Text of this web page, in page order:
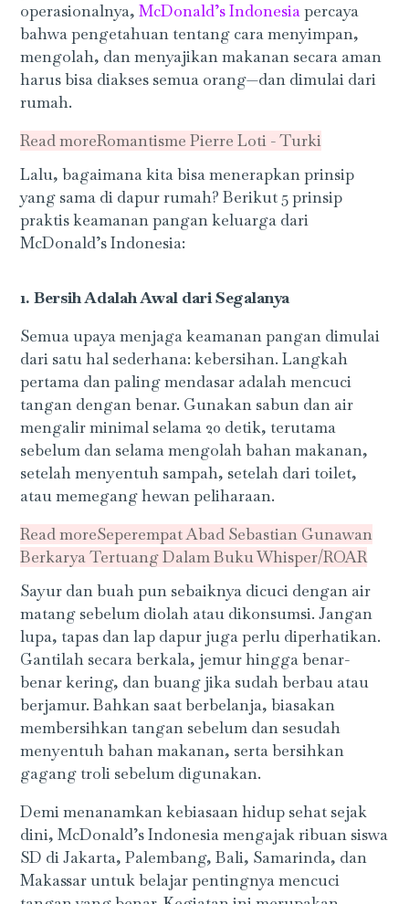
operasionalnya,McDonald’s Indonesiapercaya
bahwa pengetahuan tentang cara menyimpan,
mengolah, dan menyajikan makanan secara aman
harus bisa diakses semua orang—dan dimulai dari
rumah.
Read moreRomantisme Pierre Loti - Turki
Lalu, bagaimana kita bisa menerapkan prinsip
yang sama di dapur rumah? Berikut 5 prinsip
praktis keamanan pangan keluarga dari
McDonald’s Indonesia:
1. Bersih Adalah Awal dari Segalanya
Semua upaya menjaga keamanan pangan dimulai
dari satu hal sederhana: kebersihan. Langkah
pertama dan paling mendasar adalah mencuci
tangan dengan benar. Gunakan sabun dan air
mengalir minimal selama 20 detik, terutama
sebelum dan selama mengolah bahan makanan,
setelah menyentuh sampah, setelah dari toilet,
atau memegang hewan peliharaan.
Read moreSeperempat Abad Sebastian Gunawan
Berkarya Tertuang Dalam Buku Whisper/ROAR
Sayur dan buah pun sebaiknya dicuci dengan air
matang sebelum diolah atau dikonsumsi. Jangan
lupa, tapas dan lap dapur juga perlu diperhatikan.
Gantilah secara berkala, jemur hingga benar-
benar kering, dan buang jika sudah berbau atau
berjamur. Bahkan saat berbelanja, biasakan
membersihkan tangan sebelum dan sesudah
menyentuh bahan makanan, serta bersihkan
gagang troli sebelum digunakan.
Demi menanamkan kebiasaan hidup sehat sejak
dini, McDonald’s Indonesia mengajak ribuan siswa
SD di Jakarta, Palembang, Bali, Samarinda, dan
Makassar untuk belajar pentingnya mencuci